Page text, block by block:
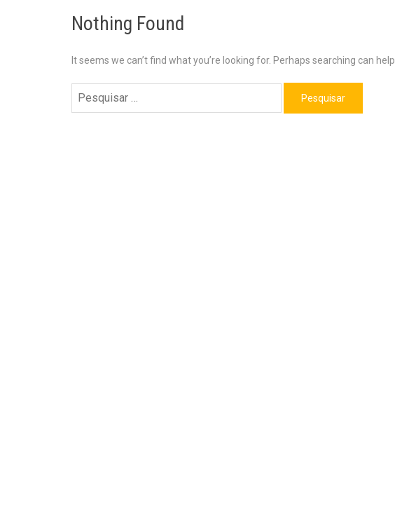
Nothing Found
It seems we can’t find what you’re looking for. Perhaps searching can help.
por: